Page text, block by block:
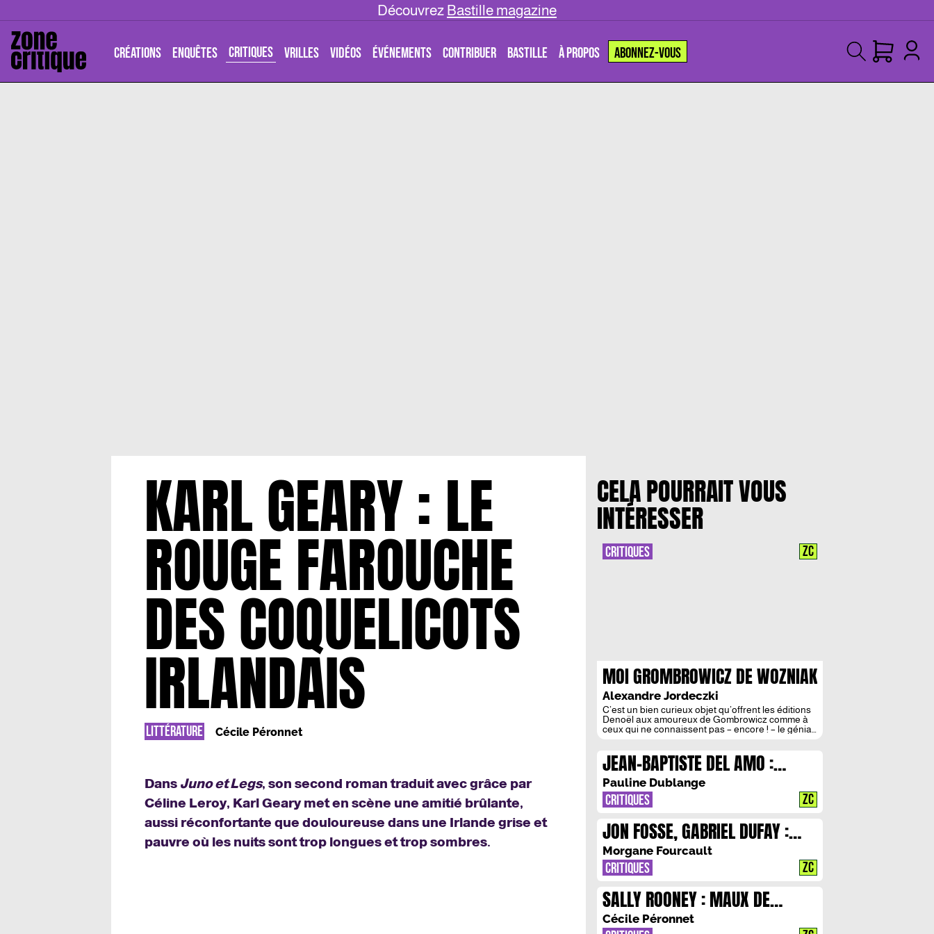
Découvrez Bastille magazine
CRÉATIONS ENQUÊTES CRITIQUES VRILLES VIDÉOS ÉVÉNEMENTS CONTRIBUER BASTILLE À PROPOS ABONNEZ-VOUS
KARL GEARY : LE
ROUGE FAROUCHE
DES COQUELICOTS
IRLANDAIS
LITTÉRATURE Cécile Péronnet
Dans Juno et Legs, son second roman traduit avec grâce par
Céline Leroy, Karl Geary met en scène une amitié brûlante,
aussi réconfortante que douloureuse dans une Irlande grise et
pauvre où les nuits sont trop longues et trop sombres.
CELA POURRAIT VOUS
INTÉRESSER
MOI GROMBROWICZ DE WOZNIAK
& ANDRZEJ WOLSKI: BIOGRAPHIE
D’UN HOMME ET D’UN SIECLE
Alexandre Jordeczki
C’est un bien curieux objet qu’offrent les éditions
Denoël aux amoureux de Gombrowicz comme à
ceux qui ne connaissent pas – encore ! – le génial
permet non seulement de suivre Gombrowicz
dans tous les aléas de sa vie mouvementée, mais
aussi de […]
CRITIQUES ZC
JEAN-BAPTISTE DEL AMO :
STEPHEN KING A LA FRANCAISE ?
Pauline Dublange
CRITIQUES ZC
JON FOSSE, GABRIEL DUFAY :
QUAND LA REALITE S’ENVOLE
Morgane Fourcault
CRITIQUES ZC
SALLY ROONEY : MAUX DE
CŒURS
Cécile Péronnet